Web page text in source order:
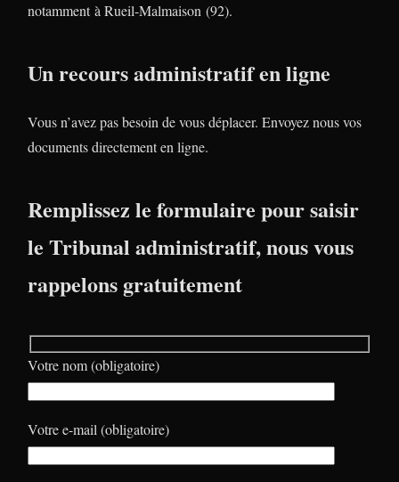
notamment à Rueil-Malmaison (92).
Un recours administratif en ligne
Vous n’avez pas besoin de vous déplacer. Envoyez nous vos
documents directement en ligne.
Remplissez le formulaire pour saisir
le Tribunal administratif, nous vous
rappelons gratuitement
Votre nom (obligatoire)
Votre e-mail (obligatoire)